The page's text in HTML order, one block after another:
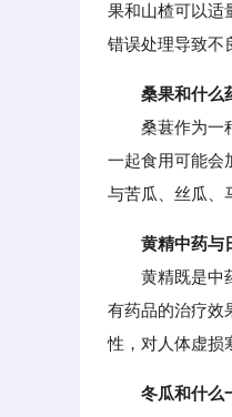
果和山楂可以适
错误处理导致不
桑果和什么
桑葚作为一种
一起食用可能会
与苦瓜、丝瓜、
黄精中药与
黄精既是中药
有药品的治疗效
性，对人体虚损
冬瓜和什么